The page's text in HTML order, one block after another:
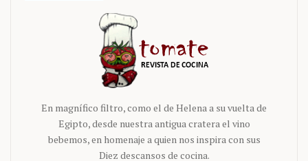
En magnífico filtro, como el de Helena a su vuelta de
Egipto, desde nuestra antigua cratera el vino
bebemos, en homenaje a quien nos inspira con sus
Diez descansos de cocina.